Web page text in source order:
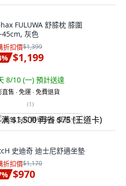
FULUWA 舒膝枕 膝圍
灰色
折扣價$1,399
% $1,199
8/10 (一) 預計送達
售 ∙ 免運 ∙ 免費退貨
(1)
满 $1,500 再省 $75 (王道卡)
史迪奇 迪士尼舒適坐墊
折扣價$1,170
% $970